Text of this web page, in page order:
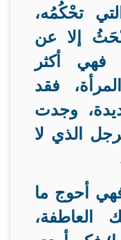
تحْكُمُه،
إلا عن
فهي أكثر
فقد
وجدت
الذي لا
أحوج ما